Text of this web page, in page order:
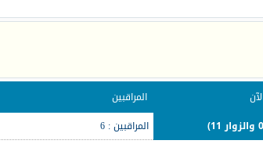
المراقبين
المراقبين : 6